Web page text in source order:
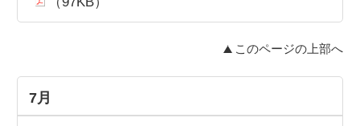
このページの上部へ
7月